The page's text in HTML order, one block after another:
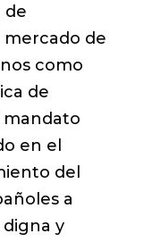
de
de
como
de
mandato
en el
del
a
y